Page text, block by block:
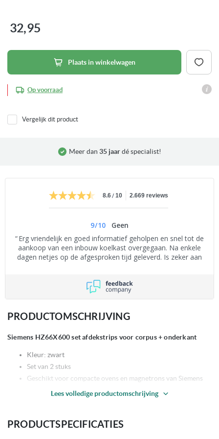
het
begin
afbeeldingen-
32,95
Plaats in winkelwagen
Op voorraad
Vergelijk dit product
Meer dan 35 jaar dé specialist!
8.6/ 10 2.669 reviews
9/10
Geen
Erg vriendelijk en goed informatief geholpen en snel tot de
aankoop van een inbouw koelkast overgegaan. Na enkele
dagen netjes op de afgesproken tijd geleverd. Is zeker aan
PRODUCTOMSCHRIJVING
Siemens HZ66X600 set afdekstrips voor corpus + onderkant
Kleur: zwart
Set van 2 stuks
Geschikt voor compacte ovens en magnetrons van Siemens
Lees volledige productomschrijving
PRODUCTSPECIFICATIES